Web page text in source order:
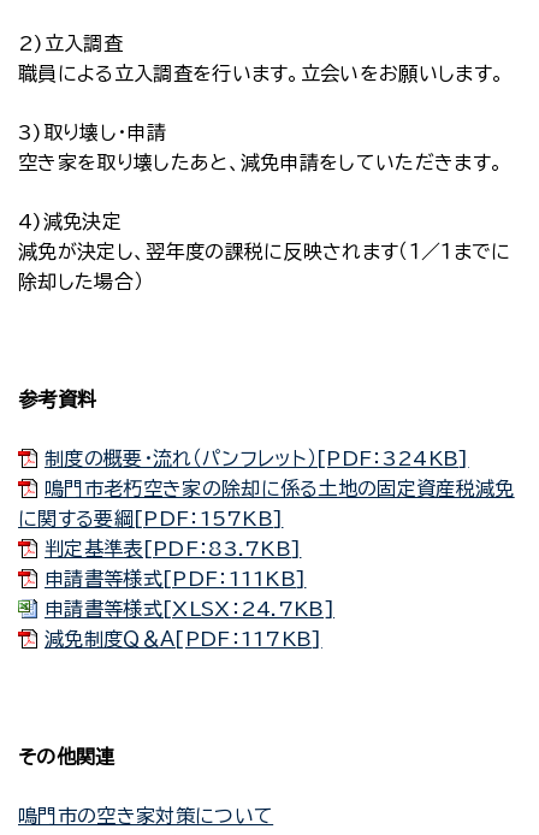
2)立入調査
職員による立入調査を行います。立会いをお願いします。
3)取り壊し・申請
空き家を取り壊したあと、減免申請をしていただきます。
4)減免決定
減免が決定し、翌年度の課税に反映されます（１／１までに
除却した場合）
参考資料
制度の概要・流れ（パンフレット）[PDF：324KB]
鳴門市老朽空き家の除却に係る土地の固定資産税減免
に関する要綱[PDF：157KB]
判定基準表[PDF：83.7KB]
申請書等様式[PDF：111KB]
申請書等様式[XLSX：24.7KB]
減免制度Ｑ＆Ａ[PDF：117KB]
その他関連
鳴門市の空き家対策について